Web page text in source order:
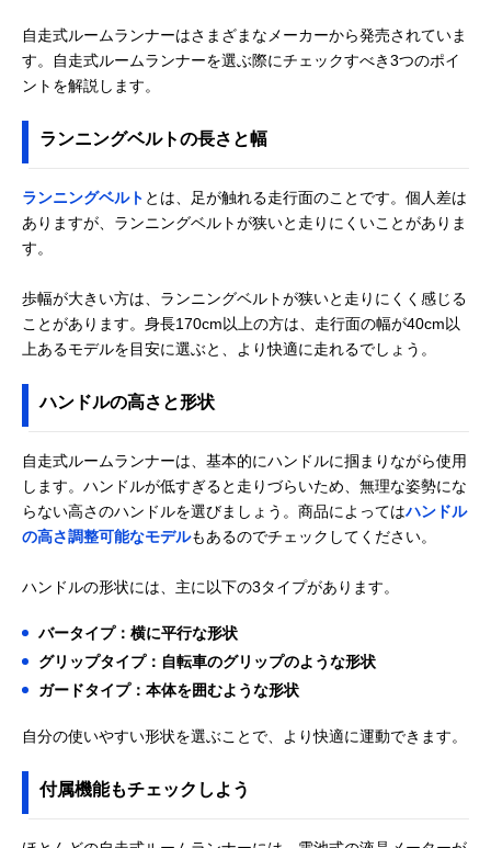
自走式ルームランナーはさまざまなメーカーから発売されていま
す。自走式ルームランナーを選ぶ際にチェックすべき3つのポイ
ントを解説します。
ランニングベルトの長さと幅
ランニングベルト とは、足が触れる走行面のことです。個人差は
ありますが、ランニングベルトが狭いと走りにくいことがありま
す。
歩幅が大きい方は、ランニングベルトが狭いと走りにくく感じる
ことがあります。身長170cm以上の方は、走行面の幅が40cm以
上あるモデルを目安に選ぶと、より快適に走れるでしょう。
ハンドルの高さと形状
自走式ルームランナーは、基本的にハンドルに掴まりながら使用
します。ハンドルが低すぎると走りづらいため、無理な姿勢にな
らない高さのハンドルを選びましょう。商品によってはハンドル
の高さ調整可能なモデルもあるのでチェックしてください。
ハンドルの形状には、主に以下の3タイプがあります。
バータイプ：横に平行な形状
グリップタイプ：自転車のグリップのような形状
ガードタイプ：本体を囲むような形状
自分の使いやすい形状を選ぶことで、より快適に運動できます。
付属機能もチェックしよう